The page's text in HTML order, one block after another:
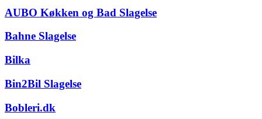
AUBO Køkken og Bad Slagelse
Bahne Slagelse
Bilka
Bin2Bil Slagelse
Bobleri.dk